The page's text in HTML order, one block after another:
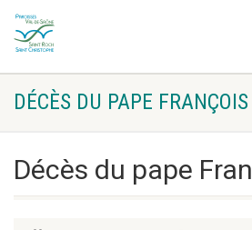
DÉCÈS DU PAPE FRANÇOIS
Décès du pape